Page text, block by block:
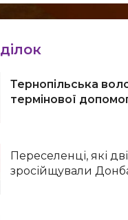
Тернопільська
термінової
Переселенці, які
зросійщували